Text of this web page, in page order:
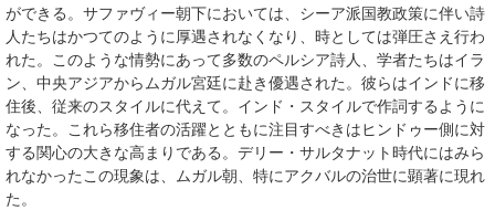
ができる。サファヴィー朝下においては、シーア派国教政策に伴い詩
人たちはかつてのように厚遇されなくなり、時としては弾圧さえ行わ
れた。このような情勢にあって多数のペルシア詩人、学者たちはイラ
ン、中央アジアからムガル宮廷に赴き優遇された。彼らはインドに移
住後、従来のスタイルに代えて。インド・スタイルで作詞するように
なった。これら移住者の活躍とともに注目すべきはヒンドゥー側に対
する関心の大きな高まりである。デリー・サルタナット時代にはみら
れなかったこの現象は、ムガル朝、特にアクバルの治世に顕著に現れ
た。